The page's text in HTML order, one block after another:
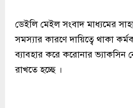
ডেইলি মেইল সংবাদ মাধ্যমের
সমস্যার কারণে দায়িত্বে থাকা
ব্যাবহার করে করোনার ভ্যাকসিন
রাখতে হচ্ছে ।